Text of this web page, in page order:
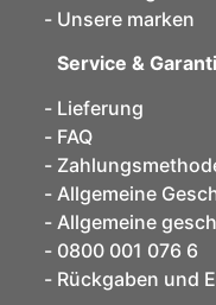
Unsere marken
Service &
Lieferung
FAQ
Allgemeine
Allgemeine
0800 001 076 6
Rückgaben und